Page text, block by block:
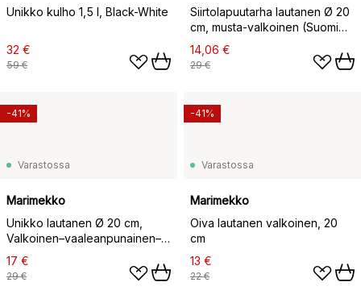
Unikko kulho 1,5 l, Black-White
32 €
59 €
Siirtolapuutarha lautanen Ø 20
cm, musta-valkoinen (Suomi
100)
14,06 €
29 €
Varastossa
Marimekko
Unikko lautanen Ø 20 cm,
Valkoinen–vaaleanpunainen–
oranssi
17 €
29 €
-41%
Varastossa
Marimekko
Oiva lautanen valkoinen, 20
cm
13 €
22 €
-41%